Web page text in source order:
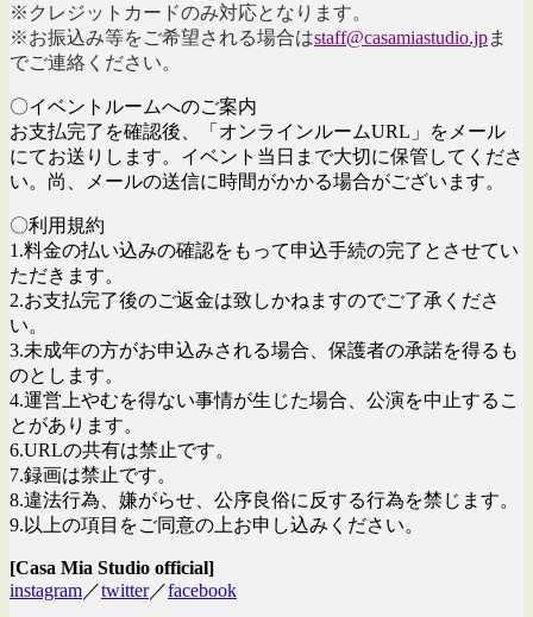
※クレジットカードのみ対応となります。
※お振込み等をご希望される場合はstaff@casamiastudio.jpま
でご連絡ください。
〇イベントルームへのご案内
お支払完了を確認後、「オンラインルームURL」をメール
にてお送りします。イベント当日まで大切に保管してくださ
い。尚、メールの送信に時間がかかる場合がございます。
〇利用規約
1.料金の払い込みの確認をもって申込手続の完了とさせてい
ただきます。
2.お支払完了後のご返金は致しかねますのでご了承くださ
い。
3.未成年の方がお申込みされる場合、保護者の承諾を得るも
のとします。
4.運営上やむを得ない事情が生じた場合、公演を中止するこ
とがあります。
6.URLの共有は禁止です。
7.録画は禁止です。
8.違法行為、嫌がらせ、公序良俗に反する行為を禁じます。
9.以上の項目をご同意の上お申し込みください。
[Casa Mia Studio official]
instagram ／twitter／facebook